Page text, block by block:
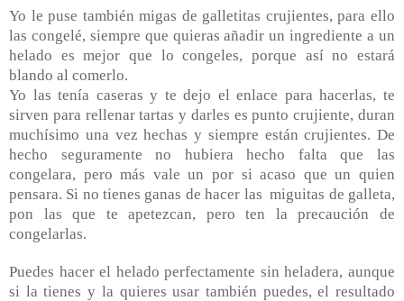
Yo le puse también migas de galletitas crujientes, para ello
las congelé, siempre que quieras añadir un ingrediente a un
helado es mejor que lo congeles, porque así no estará
blando al comerlo.
Yo las tenía caseras y te dejo el enlace para hacerlas, te
sirven para rellenar tartas y darles es punto crujiente, duran
muchísimo una vez hechas y siempre están crujientes. De
hecho seguramente no hubiera hecho falta que las
congelara, pero más vale un por si acaso que un quien
pensara. Si no tienes ganas de hacer las miguitas de galleta,
pon las que te apetezcan, pero ten la precaución de
congelarlas.
Puedes hacer el helado perfectamente sin heladera, aunque
si la tienes y la quieres usar también puedes, el resultado